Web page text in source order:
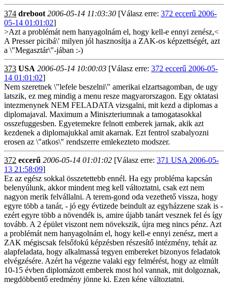
374 dreboot 2006-05-14 11:03:30 [Válasz erre: 372 eccerű 2006-
05-14 01:01:02]
>Azt a problémát nem hanyagolnám el, hogy kell-e ennyi zenész,<
A Presser picibá\' milyen jól hasznosítja a ZAK-os képzettségét, azt
a \"Megasztár\"-jában :-)
373 USA 2006-05-14 10:00:03 [Válasz erre: 372 eccerű 2006-05-
14 01:01:02]
Nem szeretnek \"lefele beszelni\" amerikai elzartsagomban, de ugy
latszik, ez meg mindig a menu resze magyarorszagon. Egy oktatasi
intezmenynek NEM FELADATA vizsgalni, mit kezd a diplomas a
diplomajaval. Maximum a Miniszteriumnak a tamogatasokkal
osszefuggesben. Egyetemekre felnott emberek jarnak, akik azt
kezdenek a diplomajukkal amit akarnak. Ezt fentrol szabalyozni
erosen az \"atkos\" rendszerre emlekezteto modszer.
372 eccerű 2006-05-14 01:01:02 [Válasz erre: 371 USA 2006-05-
13 21:58:09]
Ez az egész sokkal összetettebb ennél. Ha egy probléma kapcsán
belenyúlunk, akkor mindent meg kell változtatni, csak ezt nem
nagyon merik felvállalni. A terem-gond oda vezethető vissza, hogy
egyre több a tanár, - jó egy évtizede beindult az egyházzene szak is -
ezért egyre több a növendék is, amire újabb tanárt vesznek fel és így
tovább. A 2 épület viszont nem növekszik, újra meg nincs pénz. Azt
a problémát nem hanyagolnám el, hogy kell-e ennyi zenész, mert a
ZAK mégiscsak felsőfokú képzésben részesítő intézmény, tehát az
alapfeladata, hogy alkalmassá tegyen embereket bizonyos feladatok
elvégzésére. Azért ha végezne valaki egy felmérést, hogy az elmúlt
10-15 évben diplomázott emberek most hol vannak, mit dolgoznak,
megdöbbentő eredmény jönne ki. Ezen kéne változtatni.